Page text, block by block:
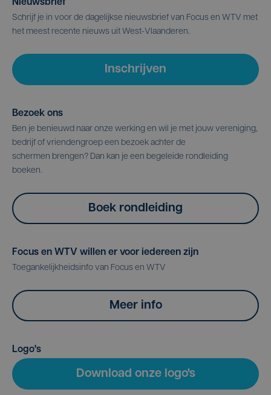
Nieuwsbrief
Schrijf je in voor de dagelijkse nieuwsbrief van Focus en WTV met
het meest recente nieuws uit West-Vlaanderen.
Inschrijven
Bezoek ons
Ben je benieuwd naar onze werking en wil je met jouw vereniging,
bedrijf of vriendengroep een bezoek achter de
schermen brengen? Dan kan je een begeleide rondleiding
boeken.
Boek rondleiding
Focus en WTV willen er voor iedereen zijn
Toegankelijkheidsinfo van Focus en WTV
Meer info
Logo's
Download onze logo's